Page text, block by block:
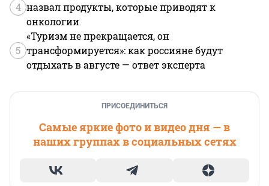
4 назвал продукты, которые приводят к
онкологии
5
«Туризм не прекращается, он
трансформируется»: как россияне будут
отдыхать в августе — ответ эксперта
ПРИСОЕДИНИТЬСЯ
Самые яркие фото и видео дня — в
наших группах в социальных сетях